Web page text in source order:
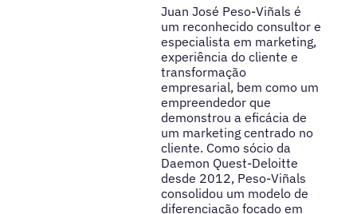
Juan José Peso-Viñals é
um reconhecido consultor e
especialista em marketing,
experiência do cliente e
transformação
empresarial, bem como um
empreendedor que
demonstrou a eficácia de
um marketing centrado no
cliente. Como sócio da
Daemon Quest-Deloitte
desde 2012, Peso-Viñals
consolidou um modelo de
diferenciação focado em